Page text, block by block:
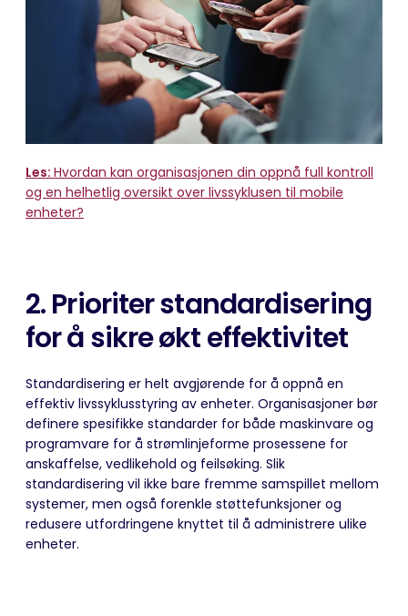
Les: Hvordan kan organisasjonen din oppnå full kontroll
og en helhetlig oversikt over livssyklusen til mobile
enheter?
2. Prioriter standardisering
for å sikre økt effektivitet
Standardisering er helt avgjørende for å oppnå en
effektiv livssyklusstyring av enheter. Organisasjoner bør
definere spesifikke standarder for både maskinvare og
programvare for å strømlinjeforme prosessene for
anskaffelse, vedlikehold og feilsøking. Slik
standardisering vil ikke bare fremme samspillet mellom
systemer, men også forenkle støttefunksjoner og
redusere utfordringene knyttet til å administrere ulike
enheter.